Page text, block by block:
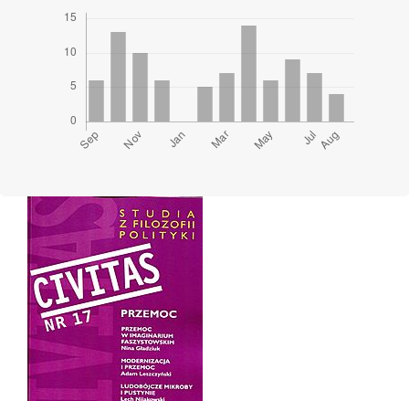
Cover image